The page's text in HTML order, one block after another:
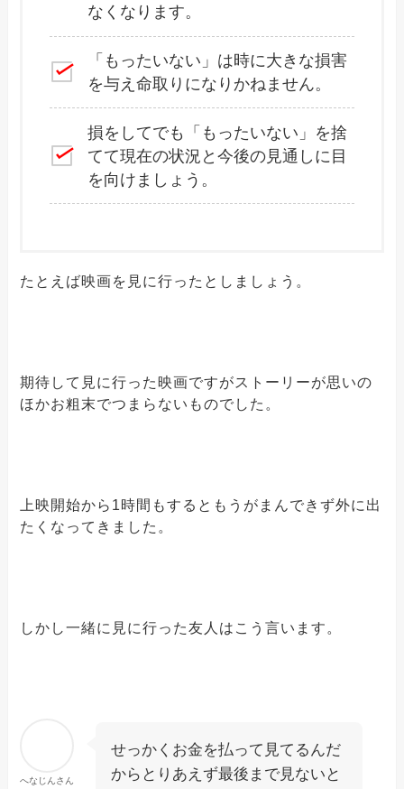
なくなります。
「もったいない」は時に大きな損害
を与え命取りになりかねません。
損をしてでも「もったいない」を捨
てて現在の状況と今後の見通しに目
を向けましょう。
たとえば映画を見に行ったとしましょう。
期待して見に行った映画ですがストーリーが思いの
ほかお粗末でつまらないものでした。
上映開始から1時間もするともうがまんできず外に出
たくなってきました。
しかし一緒に見に行った友人はこう言います。
へなじんさん
せっかくお金を払って見てるんだ
からとりあえず最後まで見ないと